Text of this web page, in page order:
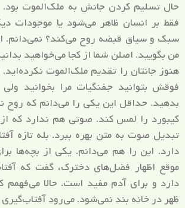
حال تسلیم کردن جانش به ملک‌الموت
فقط بر انسان ظاهر می‌شود یا موجودات
سبک و سیاق قبضه روح می‌کند؟ نمی‌دانم.
من بگویید. اصلن شما از کجا می‌خواهید
هنوز جانتان را تقدیم ملک‌الموت
فوقش بتوانید جفنگیات مرا بخوانید
بدهید. حداقل این یکی را می‌دانم که روح
کیبورد را لمس کند. صوتی هم ندارد که از
تبدیل صوت به متن بهره ببرد. بله تازه
دارد. این را هم می‌دانم. یکی از بچه‌ها
موقع اظهار فضل‌های دخترک، گفت که
دارد و برای آدم مفید است. حالا می‌فهمم
ظهر در خانه بند نمی‌شود. می‌رود